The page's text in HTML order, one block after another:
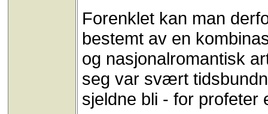
Forenklet kan man
bestemt av en
og nasjonalromantisk
seg var svært
sjeldne bli - for profeter